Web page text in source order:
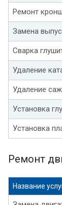
Ремонт
Замена
Сварка
Удаление
Удаление
Установка
Установка
Ремонт
Название